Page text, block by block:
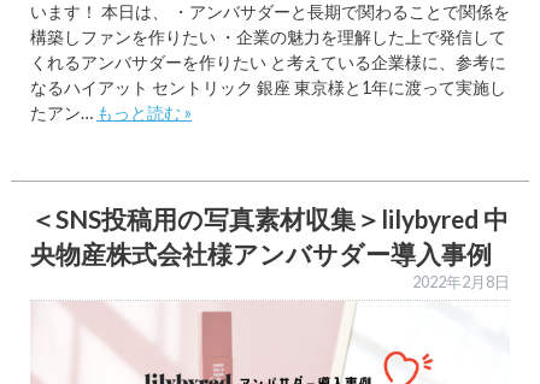
います！ 本日は、 ・アンバサダーと長期で関わることで関係を
構築しファンを作りたい ・企業の魅力を理解した上で発信して
くれるアンバサダーを作りたい と考えている企業様に、参考に
なるハイアット セントリック 銀座 東京様と1年に渡って実施し
たアン… もっと読む »
＜SNS投稿用の写真素材収集＞lilybyred 中
央物産株式会社様アンバサダー導入事例
2022年2月8日